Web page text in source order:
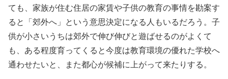
ても、家族が住む住居の家賃や子供の教育の事情を勘案す
ると「郊外へ」という意思決定になる人もいるだろう。子
供が小さいうちは郊外で伸び伸びと遊ばせるのがよくて
も、ある程度育ってくると今度は教育環境の優れた学校へ
通わせたいと、また都心が候補に上がって来たりする。